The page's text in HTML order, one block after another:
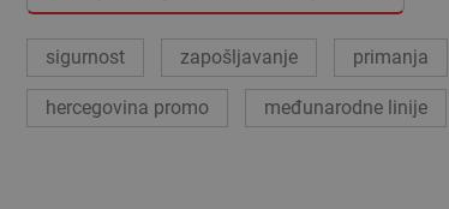
sigurnost zapošljavanje primanja
hercegovina promo međunarodne linije